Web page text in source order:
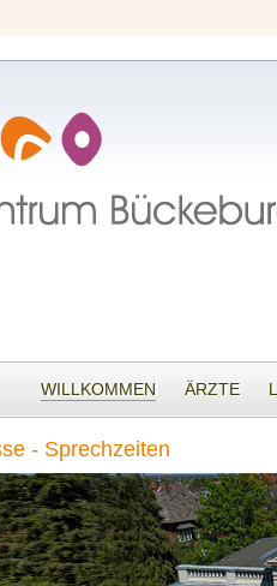
WILLKOMMEN ÄRZTE
- Sprechzeiten